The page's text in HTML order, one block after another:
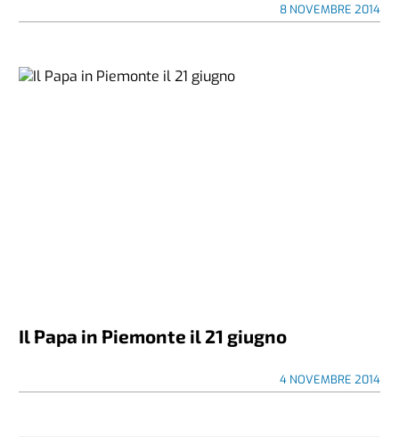
8 NOVEMBRE 2014
Il Papa in Piemonte il 21 giugno
4 NOVEMBRE 2014